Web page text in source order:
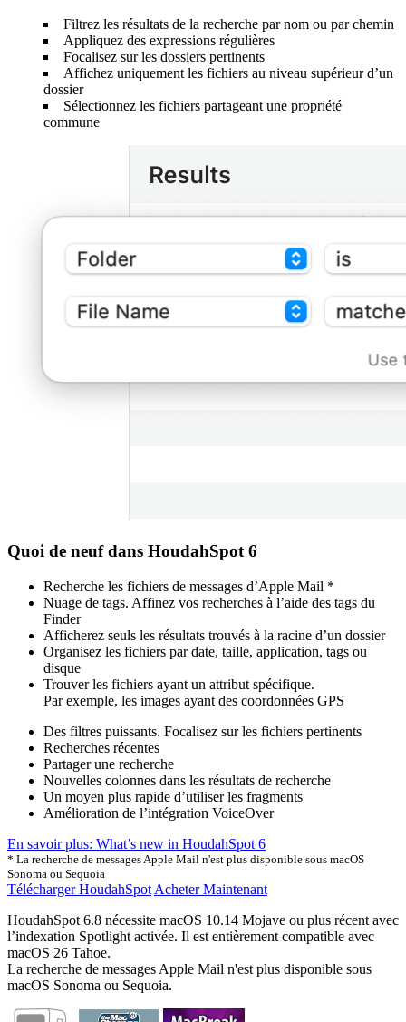
Filtrez les résultats de la recherche par nom ou par chemin
Appliquez des expressions régulières
Focalisez sur les dossiers pertinents
Affichez uniquement les fichiers au niveau supérieur d’un
dossier
Sélectionnez les fichiers partageant une propriété
commune
Quoi de neuf dans HoudahSpot 6
Recherche les fichiers de messages d’Apple Mail *
Nuage de tags. Affinez vos recherches à l’aide des tags du
Finder
Afficherez seuls les résultats trouvés à la racine d’un dossier
Organisez les fichiers par date, taille, application, tags ou
disque
Trouver les fichiers ayant un attribut spécifique.
Par exemple, les images ayant des coordonnées GPS
Des filtres puissants. Focalisez sur les fichiers pertinents
Recherches récentes
Partager une recherche
Nouvelles colonnes dans les résultats de recherche
Un moyen plus rapide d’utiliser les fragments
Amélioration de l’intégration VoiceOver
En savoir plus: What’s new in HoudahSpot 6
* La recherche de messages Apple Mail n'est plus disponible sous macOS
Sonoma ou Sequoia
Télécharger HoudahSpot Acheter Maintenant
HoudahSpot 6.8 nécessite macOS 10.14 Mojave ou plus récent avec
l’indexation Spotlight activée. Il est entièrement compatible avec
macOS 26 Tahoe.
La recherche de messages Apple Mail n'est plus disponible sous
macOS Sonoma ou Sequoia.